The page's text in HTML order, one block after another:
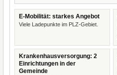
E-Mobilität: starkes Angebot
Viele Ladepunkte im PLZ-Gebiet.
Krankenhausversorgung: 2
Einrichtungen in der
Gemeinde